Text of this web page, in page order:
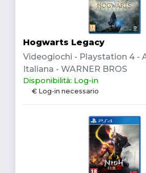
Hogwarts Legacy
Videogiochi - Playstation 4 -
Italiana - WARNER BROS
Disponibilità: Log-in
€ Log-in necessario